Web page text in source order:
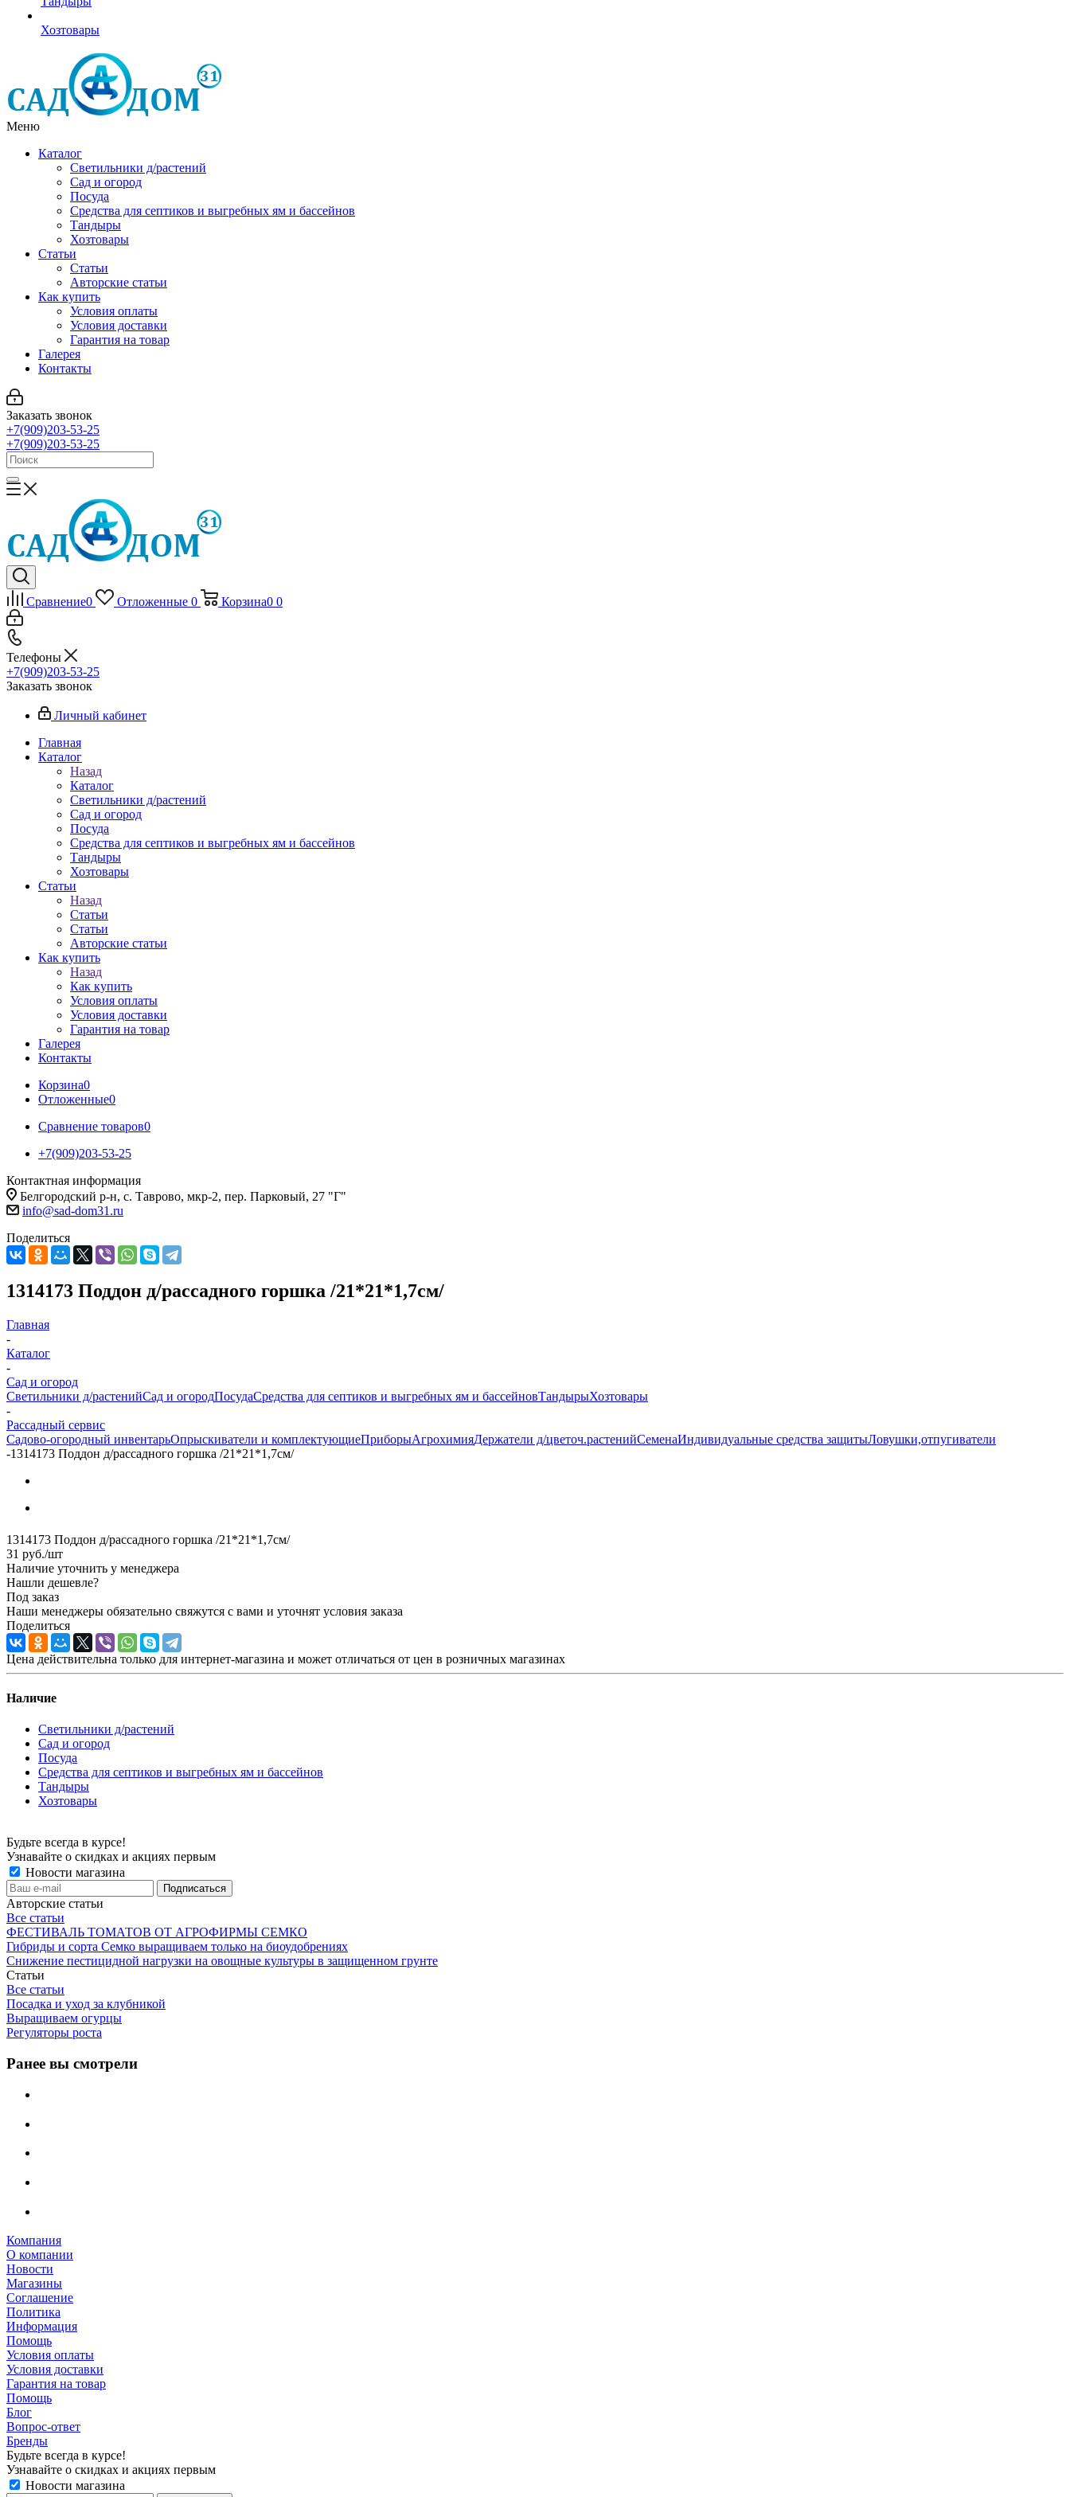
Хозтовары
Меню
Каталог
Светильники д/растений
Сад и огород
Посуда
Средства для септиков и выгребных ям и бассейнов
Тандыры
Хозтовары
Статьи
Статьи
Авторские статьи
Как купить
Условия оплаты
Условия доставки
Гарантия на товар
Галерея
Контакты
Заказать звонок
+7(909)203-53-25
+7(909)203-53-25
Сравнение0 Отложенные 0 Корзина0 0
Телефоны
+7(909)203-53-25
Заказать звонок
Личный кабинет
Главная
Каталог
Назад
Каталог
Светильники д/растений
Сад и огород
Посуда
Средства для септиков и выгребных ям и бассейнов
Тандыры
Хозтовары
Статьи
Назад
Статьи
Статьи
Авторские статьи
Как купить
Назад
Как купить
Условия оплаты
Условия доставки
Гарантия на товар
Галерея
Контакты
Корзина0
Отложенные0
Сравнение товаров0
+7(909)203-53-25
Контактная информация
Белгородский р-н, с. Таврово, мкр-2, пер. Парковый, 27 "Г"
info@sad-dom31.ru
Поделиться
1314173 Поддон д/рассадного горшка /21*21*1,7см/
Главная
-
Каталог
-
Сад и огород
Светильники д/растенийСад и огородПосудаСредства для септиков и выгребных ям и бассейновТандырыХозтовары
-
Рассадный сервис
Садово-огородный инвентарьОпрыскиватели и комплектующиеПриборыАгрохимияДержатели д/цветоч.растенийСеменаИндивидуальные средства защитыЛовушки,отпугиватели
-1314173 Поддон д/рассадного горшка /21*21*1,7см/
1314173 Поддон д/рассадного горшка /21*21*1,7см/
31 руб./шт
Наличие уточнить у менеджера
Нашли дешевле?
Под заказ
Наши менеджеры обязательно свяжутся с вами и уточнят условия заказа
Поделиться
Цена действительна только для интернет-магазина и может отличаться от цен в розничных магазинах
Наличие
Светильники д/растений
Сад и огород
Посуда
Средства для септиков и выгребных ям и бассейнов
Тандыры
Хозтовары
Будьте всегда в курсе!
Узнавайте о скидках и акциях первым
Новости магазина
Авторские статьи
Все статьи
ФЕСТИВАЛЬ ТОМАТОВ ОТ АГРОФИРМЫ СЕМКО
Гибриды и сорта Семко выращиваем только на биоудобрениях
Снижение пестицидной нагрузки на овощные культуры в защищенном грунте
Статьи
Все статьи
Посадка и уход за клубникой
Выращиваем огурцы
Регуляторы роста
Ранее вы смотрели
Компания
О компании
Новости
Магазины
Соглашение
Политика
Информация
Помощь
Условия оплаты
Условия доставки
Гарантия на товар
Помощь
Блог
Вопрос-ответ
Бренды
Будьте всегда в курсе!
Узнавайте о скидках и акциях первым
Новости магазина